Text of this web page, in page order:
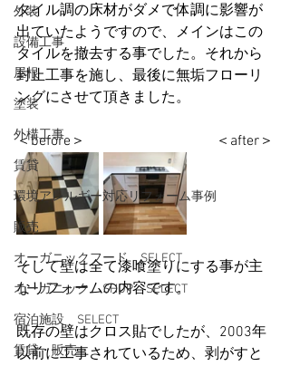
外装
設備工事
屋根
塗装
外構工事
賃貸
環境アレルギー対応リフォーム事例
販売
オーガニックフード SELECT
オーガニック SHOP SELECT
宿泊施設 SELECT
賃貸・販売
タイル調の床材がダメで体調に影響が
出ていたようですので、メインはこの
タイルを撤去する事でした。それから
封止工事を施し、最後に無垢フローリ
ングにさせて頂きました。
＜before＞　　　　　　　　　＜after＞
そして壁は全て漆喰塗りにする事が主
なリフォームの内容です。
既存の壁はクロス貼でしたが、2003年
以前に工事されているため、剥がすと